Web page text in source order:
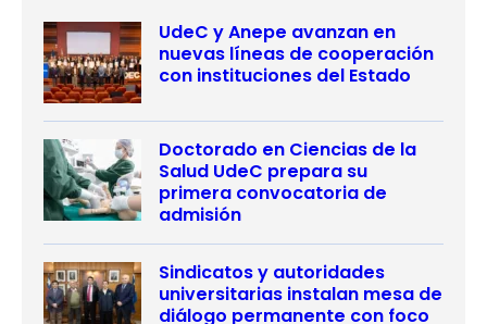
UdeC y Anepe avanzan en
nuevas líneas de cooperación
con instituciones del Estado
Doctorado en Ciencias de la
Salud UdeC prepara su
primera convocatoria de
admisión
Sindicatos y autoridades
universitarias instalan mesa de
diálogo permanente con foco